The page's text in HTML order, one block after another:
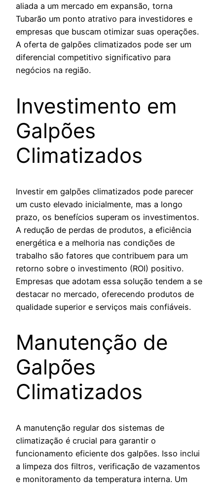
aliada a um mercado em expansão, torna
Tubarão um ponto atrativo para investidores e
empresas que buscam otimizar suas operações.
A oferta de galpões climatizados pode ser um
diferencial competitivo significativo para
negócios na região.
Investimento em
Galpões
Climatizados
Investir em galpões climatizados pode parecer
um custo elevado inicialmente, mas a longo
prazo, os benefícios superam os investimentos.
A redução de perdas de produtos, a eficiência
energética e a melhoria nas condições de
trabalho são fatores que contribuem para um
retorno sobre o investimento (ROI) positivo.
Empresas que adotam essa solução tendem a se
destacar no mercado, oferecendo produtos de
qualidade superior e serviços mais confiáveis.
Manutenção de
Galpões
Climatizados
A manutenção regular dos sistemas de
climatização é crucial para garantir o
funcionamento eficiente dos galpões. Isso inclui
a limpeza dos filtros, verificação de vazamentos
e monitoramento da temperatura interna. Um